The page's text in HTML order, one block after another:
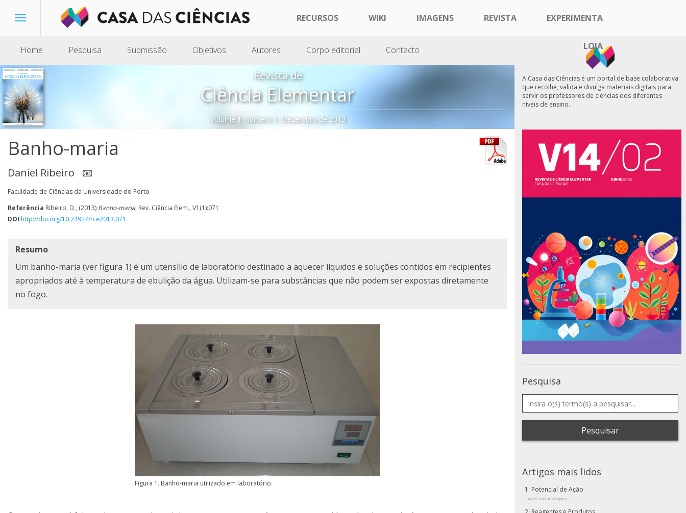
Toggle
RECURSOS WIKI IMAGENS REVISTA EXPERIMENTA
LOJA
Home Pesquisa Submissão Objetivos Autores Corpo editorial Contacto
Revista de
Ciência Elementar
Volume 1, número 1, Dezembro de 2013
Banho-maria
Daniel Ribeiro 📧
Faculdade de Ciências da Universidade do Porto
Referência Ribeiro, D., (2013) Banho-maria, Rev. Ciência Elem., V1(1):071
DOI http://doi.org/10.24927/rce2013.071
Resumo
Um banho-maria (ver figura 1) é um utensílio de laboratório destinado a aquecer líquidos e soluções contidos em recipientes
apropriados até à temperatura de ebulição da água. Utilizam-se para substâncias que não podem ser expostas diretamente
no fogo.
Figura 1. Banho-maria utilizado em laboratório.
A Casa das Ciências é um portal de base colaborativa
que recolhe, valida e divulga materiais digitais para
servir os professores de ciências dos diferentes
níveis de ensino.
Pesquisa
Pesquisar
Artigos mais lidos
Potencial de Ação
147553 visualizações